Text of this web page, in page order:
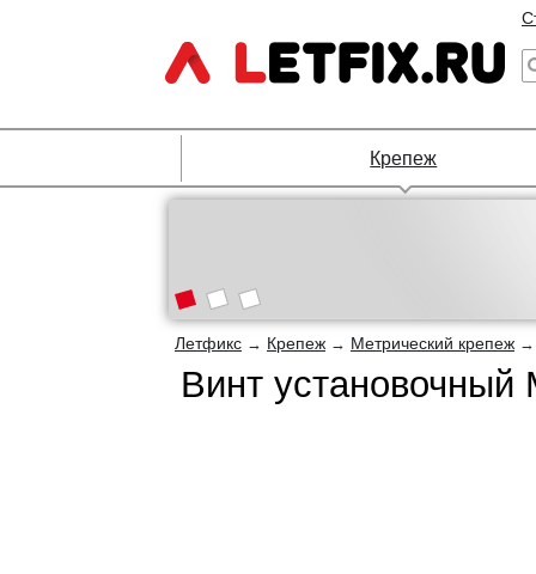
Крепеж
Летфикс → Крепеж → Метрический крепеж
Винт